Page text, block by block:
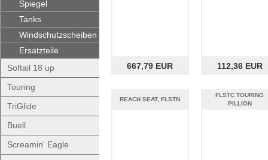
Spiegel
Tanks
Windschutzscheiben
Ersatzteile
Softail 18 up
Touring
TriGlide
Buell
Screamin' Eagle
667,79 EUR 112,36 EUR
REACH SEAT, FLSTN
FLSTC TOURING
PILLION